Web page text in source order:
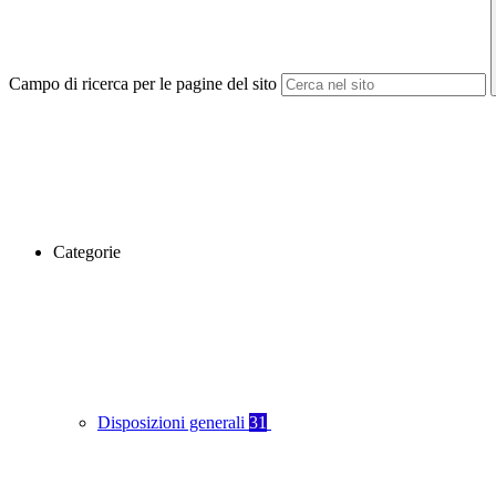
Campo di ricerca per le pagine del sito
Categorie
Disposizioni generali 31